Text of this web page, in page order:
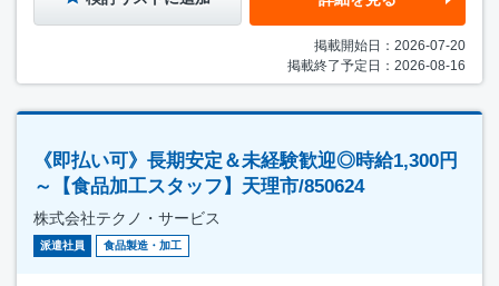
掲載開始日：2026-07-20
掲載終了予定日：2026-08-16
《即払い可》長期安定＆未経験歓迎◎時給1,300円
～【食品加工スタッフ】天理市/850624
株式会社テクノ・サービス
派遣社員 食品製造・加工